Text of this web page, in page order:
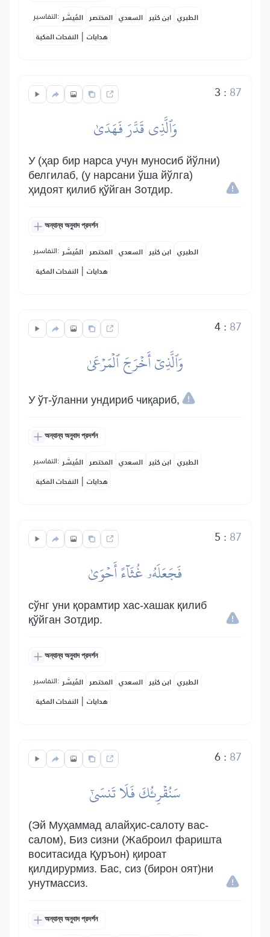
التفاسير: المُيسَّر المختصر السعدي ابن كثير الطبري
النفحات المكية | هدايات
3 : 87
وَٱلَّذِي قَدَّرَ فَهَدَىٰ
У (ҳар бир нарса учун муносиб йўлни)
белгилаб, (у нарсани ўша йўлга)
ҳидоят қилиб қўйган Зотдир.
অন্যান্য অনুবাদ প্রদর্শন
التفاسير: المُيسَّر المختصر السعدي ابن كثير الطبري
النفحات المكية | هدايات
4: 87
وَٱلَّذِيٓ أَخۡرَجَ ٱلۡمَرۡعَىٰ
У ўт-ўланни ундириб чиқариб,
অন্যান্য অনুবাদ প্রদর্শন
التفاسير: المُيسَّر المختصر السعدي ابن كثير الطبري
النفحات المكية | هدايات
5 : 87
فَجَعَلَهُۥ غُثَآءً أَحۡوَىٰ
сўнг уни қорамтир хас-хашак қилиб
қўйган Зотдир.
অন্যান্য অনুবাদ প্রদর্শন
التفاسير: المُيسَّر المختصر السعدي ابن كثير الطبري
النفحات المكية | هدايات
6: 87
سَنُقۡرِئُكَ فَلَا تَنسَىٰٓ
(Эй Муҳаммад алайҳис-салоту вас-
салом), Биз сизни (Жаброил фаришта
воситасида Қуръон) қироат
қилдирурмиз. Бас, сиз (бирон оят)ни
унутмассиз.
অন্যান্য অনুবাদ প্রদর্শন